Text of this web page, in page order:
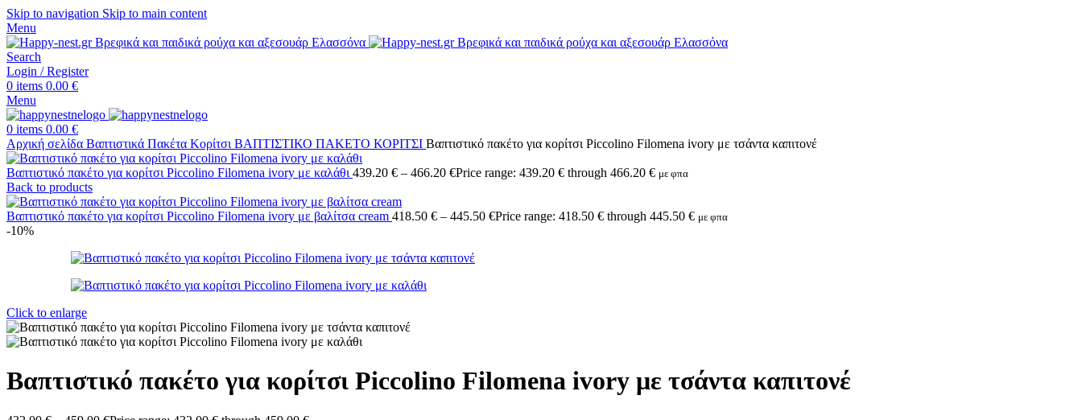
Skip to navigation Skip to main content
Menu
Search
Login / Register
0 items 0.00 €
Menu
0 items 0.00 €
Αρχική σελίδα Βαπτιστικά Πακέτα Κορίτσι ΒΑΠΤΙΣΤΙΚΟ ΠΑΚΕΤΟ ΚΟΡΙΤΣΙ Βαπτιστικό πακέτο για κορίτσι Piccolino Filomena ivory με τσάντα καπιτονέ
Βαπτιστικό πακέτο για κορίτσι Piccolino Filomena ivory με καλάθι 439.20 € – 466.20 €Price range: 439.20 € through 466.20 € με φπα
Back to products
Βαπτιστικό πακέτο για κορίτσι Piccolino Filomena ivory με βαλίτσα cream 418.50 € – 445.50 €Price range: 418.50 € through 445.50 € με φπα
-10%
Click to enlarge
Βαπτιστικό πακέτο για κορίτσι Piccolino Filomena ivory με τσάντα καπιτονέ